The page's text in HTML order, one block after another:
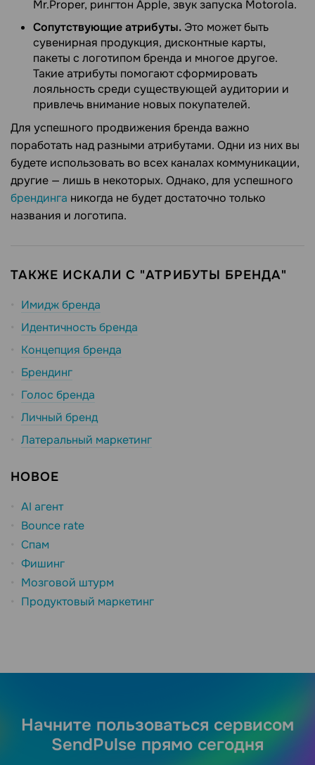
Mr.Proper, рингтон Apple, звук запуска Motorola.
Сопутствующие атрибуты. Это может быть
сувенирная продукция, дисконтные карты,
пакеты с логотипом бренда и многое другое.
Такие атрибуты помогают сформировать
лояльность среди существующей аудитории и
привлечь внимание новых покупателей.
Для успешного продвижения бренда важно
поработать над разными атрибутами. Одни из них вы
будете использовать во всех каналах коммуникации,
другие — лишь в некоторых. Однако, для успешного
брендинга никогда не будет достаточно только
названия и логотипа.
ТАКЖЕ ИСКАЛИ С "АТРИБУТЫ БРЕНДА"
Имидж бренда
Идентичность бренда
Концепция бренда
Брендинг
Голос бренда
Личный бренд
Латеральный маркетинг
НОВОЕ
AI агент
Bounce rate
Спам
Фишинг
Мозговой штурм
Продуктовый маркетинг
Начните пользоваться сервисом
SendPulse прямо сегодня